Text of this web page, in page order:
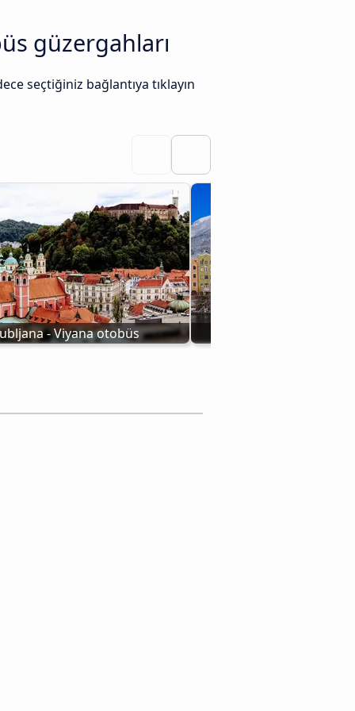
güzergahları
seçtiğiniz bağlantıya tıklayın
- Viyana otobüs